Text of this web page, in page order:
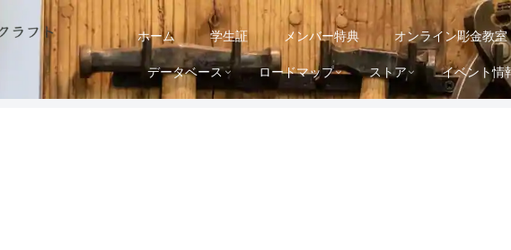
ホーム 学生証 メンバー特典 オンライン彫金教室
データベース ロードマップ ストア イベント情